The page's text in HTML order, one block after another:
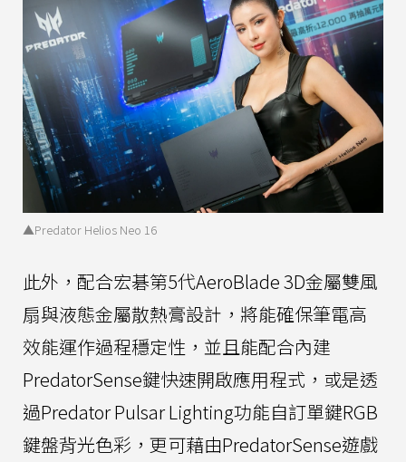
▲Predator Helios Neo 16
此外，配合宏碁第5代AeroBlade 3D金屬雙風
扇與液態金屬散熱膏設計，將能確保筆電高
效能運作過程穩定性，並且能配合內建
PredatorSense鍵快速開啟應用程式，或是透
過Predator Pulsar Lighting功能自訂單鍵RGB
鍵盤背光色彩，更可藉由PredatorSense遊戲